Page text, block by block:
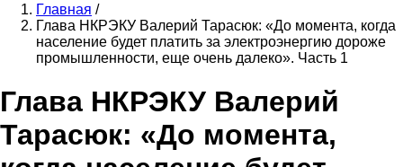
Главная /
Глава НКРЭКУ Валерий Тарасюк: «До момента, когда
население будет платить за электроэнергию дороже
промышленности, еще очень далеко». Часть 1
Глава НКРЭКУ Валерий
Тарасюк: «До момента,